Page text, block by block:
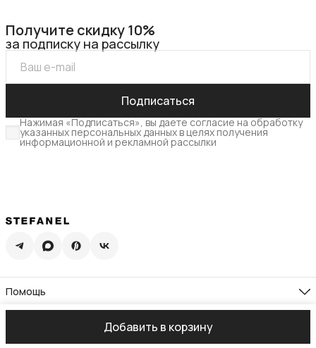
Добавить в корзину
Получите скидку 10%
за подписку на рассылку
Подписаться
Нажимая «Подписаться», вы даете согласие на обработку
указанных персональных данных в целях получения
информационной и рекламной рассылки
Помощь
Доставка